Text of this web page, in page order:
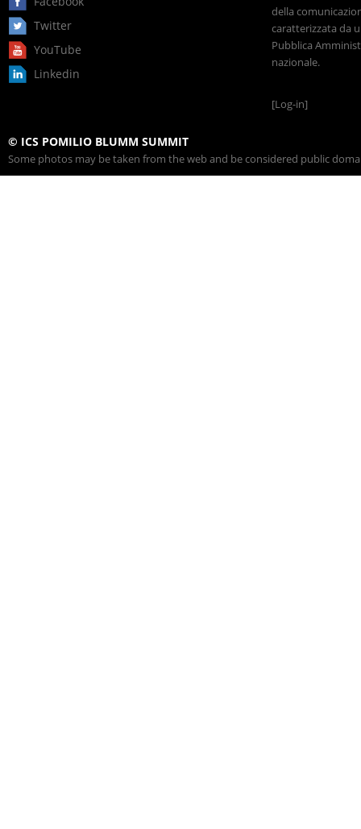
Twitter
YouTube
Linkedin
della
caratterizzata da
Pubblica
nazionale.
[Log-in]
© ICS POMILIO BLUMM SUMMIT
Some photos may be taken from the web and be considered public